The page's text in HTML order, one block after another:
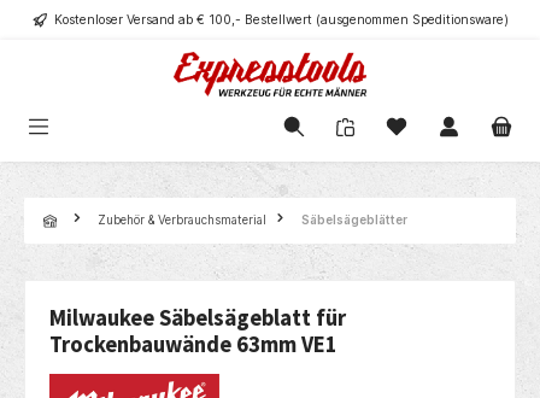
springenKostenloser Versand ab € 100,- Bestellwert (ausgenommen Speditionsware)
Zubehör & Verbrauchsmaterial Säbelsägeblätter
Milwaukee Säbelsägeblatt für
Trockenbauwände 63mm VE1